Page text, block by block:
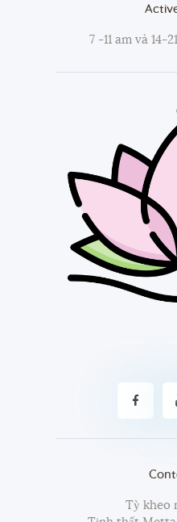
7 -11 am và 14-
Tỳ kheo